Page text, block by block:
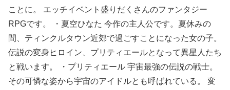
ことに。 エッチイベント盛りだくさんのファンタジー
RPGです。 ・夏空ひなた 今作の主人公です。夏休みの
間、ティンクルタウン近郊で過ごすことになった女の子。
伝説の変身ヒロイン、プリティエールとなって異星人たち
と戦います。 ・プリティエール 宇宙最強の伝説の戦士。
その可憐な姿から宇宙のアイドルとも呼ばれている。 変